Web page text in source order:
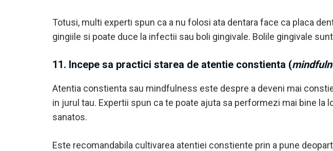
Totusi, multi experti spun ca a nu folosi ata dentara face ca placa
gingiile si poate duce la infectii sau boli gingivale. Bolile gingivale
11. Incepe sa practici starea de atentie constienta (
Atentia constienta sau mindfulness este despre a deveni mai
in jurul tau. Expertii spun ca te poate ajuta sa performezi mai bine
sanatos.
Este recomandabila cultivarea atentiei constiente prin a pune